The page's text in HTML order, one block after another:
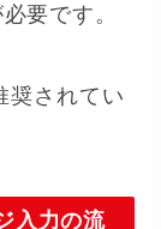
要です。
奨されてい
入力の流